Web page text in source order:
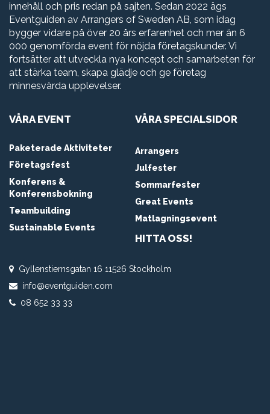
innehåll och pris redan på sajten. Sedan 2022 ägs
Eventguiden av Arrangers of Sweden AB, som idag
bygger vidare på över 20 års erfarenhet och mer än 6
000 genomförda event för nöjda företagskunder. Vi
fortsätter att utveckla nya koncept och samarbeten för
att stärka team, skapa glädje och ge företag
minnesvärda upplevelser.
VÅRA EVENT
Paketerade Aktiviteter
Företagsfest
Konferens &
Konferensbokning
Teambuilding
Sustainable Events
VÅRA SPECIALSIDOR
Arrangers
Julfester
Sommarfester
Great Events
Matlagningsevent
HITTA OSS!
Gyllenstiernsgatan 16 11526 Stockholm
info@eventguiden.com
08 652 33 33